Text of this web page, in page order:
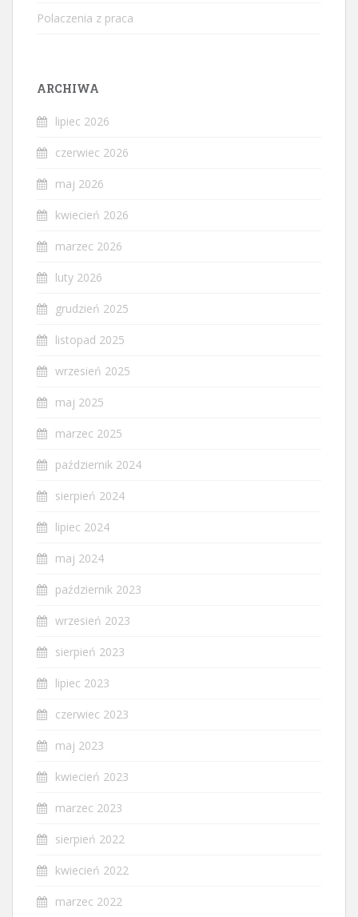
Polaczenia z praca
ARCHIWA
lipiec 2026
czerwiec 2026
maj 2026
kwiecień 2026
marzec 2026
luty 2026
grudzień 2025
listopad 2025
wrzesień 2025
maj 2025
marzec 2025
październik 2024
sierpień 2024
lipiec 2024
maj 2024
październik 2023
wrzesień 2023
sierpień 2023
lipiec 2023
czerwiec 2023
maj 2023
kwiecień 2023
marzec 2023
sierpień 2022
kwiecień 2022
marzec 2022